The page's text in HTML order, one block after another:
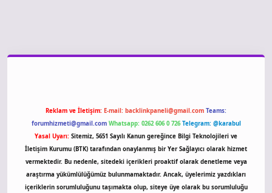
Reklam ve İletişim: E-mail: backlinkpaneli@gmail.com Teams:
forumhizmeti@gmail.com Whatsapp: 0262 606 0 726 Telegram: @karabul
Yasal Uyarı: Sitemiz, 5651 Sayılı Kanun gereğince Bilgi Teknolojileri ve
İletişim Kurumu (BTK) tarafından onaylanmış bir Yer Sağlayıcı olarak hizmet
vermektedir. Bu nedenle, sitedeki içerikleri proaktif olarak denetleme veya
araştırma yükümlülüğümüz bulunmamaktadır. Ancak, üyelerimiz yazdıkları
içeriklerin sorumluluğunu taşımakta olup, siteye üye olarak bu sorumluluğu